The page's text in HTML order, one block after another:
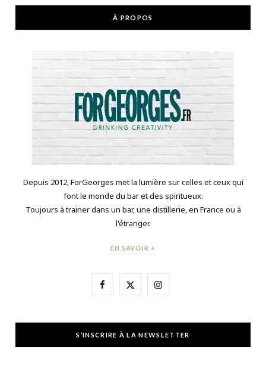
À PROPOS
Depuis 2012, ForGeorges met la lumière sur celles et ceux qui
font le monde du bar et des spiritueux.
Toujours à trainer dans un bar, une distillerie, en France ou à
l'étranger.
EN SAVOIR +
F
e
X
w
I
t
S’INSCRIRE À LA NEWSLETTER